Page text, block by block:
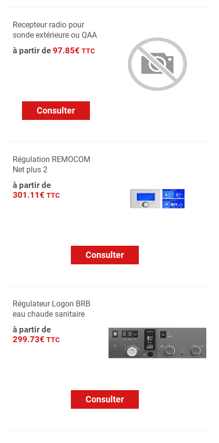
Recepteur radio pour
sonde extérieure ou QAA
à partir de 97.85€ TTC
Consulter
Régulation REMOCOM
Net plus 2
à partir de
301.11€ TTC
Consulter
Régulateur Logon BRB
eau chaude sanitaire
à partir de
299.73€ TTC
Consulter